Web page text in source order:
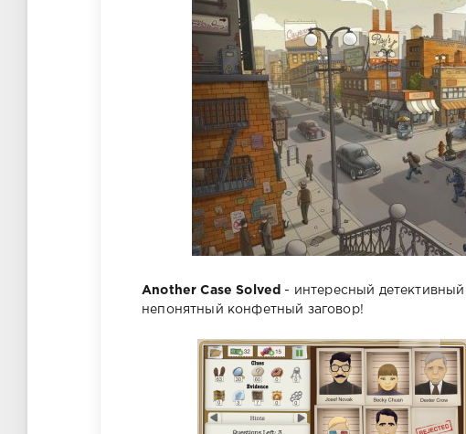
Another Case Solved - интересный детективный
непонятный конфетный заговор!